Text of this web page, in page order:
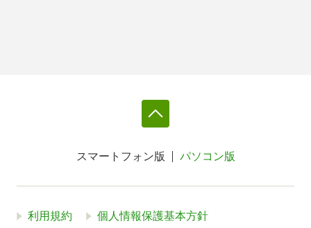
スマートフォン版 パソコン版
利用規約 個人情報保護基本方針